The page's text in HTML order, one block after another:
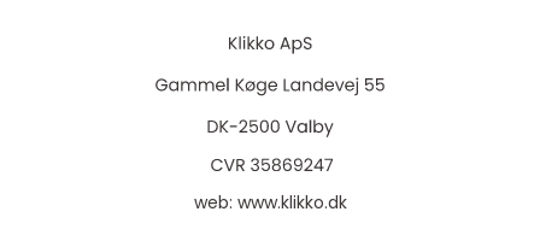
web: www.klikko.dk